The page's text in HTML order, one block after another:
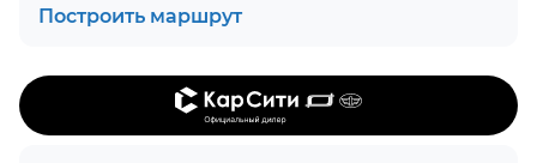
Построить маршрут